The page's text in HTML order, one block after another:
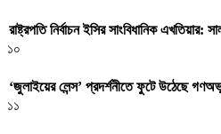
রাষ্ট্রপতি নির্বাচন ইসির সাংবিধানিক এখতিয়ার:
১০
‘জুলাইয়ের লেন্স’ প্রদর্শনীতে ফুটে উঠেছে
১১